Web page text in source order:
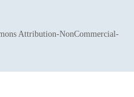
Attribution-NonCommercial-